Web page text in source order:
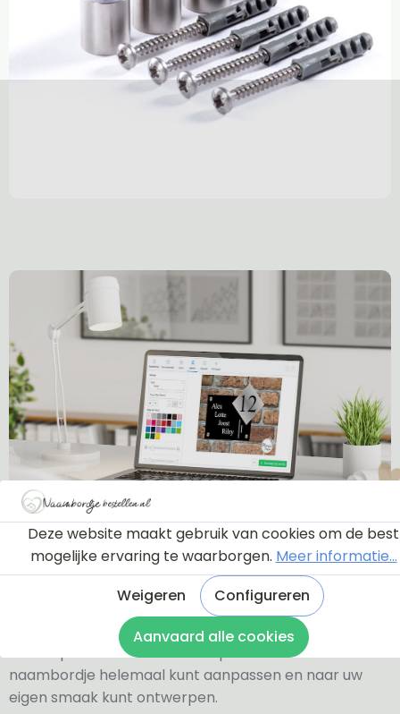
Ontwerptool
Via onderstaande knop komt u bij een instructie en
een tutorial die u een rondleiding geeft door de
ontwerptool. Hierdoor weet u precies hoe u zelf uw
naambordje helemaal kunt aanpassen en naar uw
eigen smaak kunt ontwerpen.
Deze website maakt gebruik van cookies om de best
mogelijke ervaring te waarborgen. Meer informatie...
Weigeren
Configureren
Aanvaard alle cookies